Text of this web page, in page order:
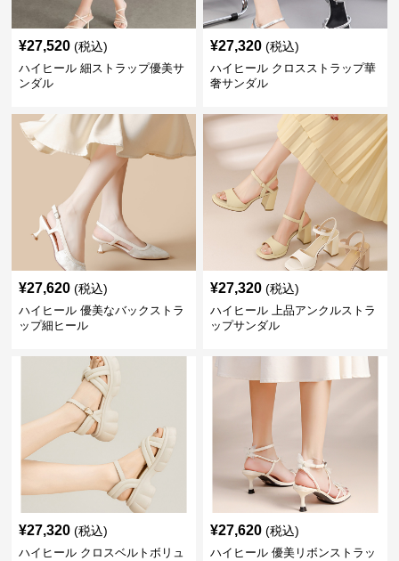
¥27,520 (税込)
ハイヒール 細ストラップ優美サ
ンダル
¥27,320 (税込)
ハイヒール クロスストラップ華
奢サンダル
¥27,620 (税込)
ハイヒール 優美なバックストラ
ップ細ヒール
¥27,320 (税込)
ハイヒール 上品アンクルストラ
ップサンダル
¥27,320 (税込)
ハイヒール クロスベルトボリュ
¥27,620 (税込)
ハイヒール 優美リボンストラッ